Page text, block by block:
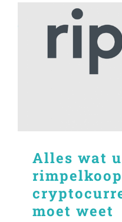
Alles wat
moet weet